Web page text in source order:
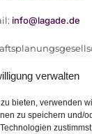
verwalten
bieten, verwenden
zu speichern und/
info@lagade.de
14167 Berlin